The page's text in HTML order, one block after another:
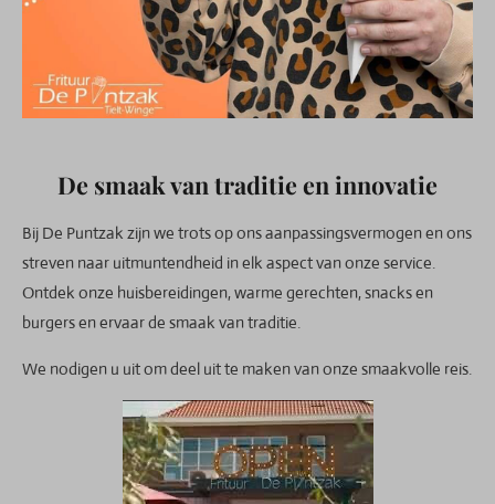
De smaak van traditie en innovatie
Bij De Puntzak zijn we trots op ons aanpassingsvermogen en ons
streven naar uitmuntendheid in elk aspect van onze service.
Ontdek onze huisbereidingen, warme gerechten, snacks en
burgers en ervaar de smaak van traditie.
We nodigen u uit om deel uit te maken van onze smaakvolle reis.